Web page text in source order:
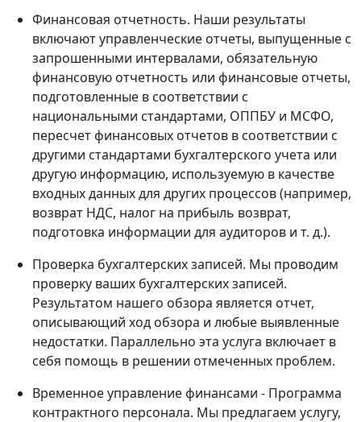
Финансовая отчетность. Наши результаты
включают управленческие отчеты, выпущенные с
запрошенными интервалами, обязательную
финансовую отчетность или финансовые отчеты,
подготовленные в соответствии с
национальными стандартами, ОППБУ и МСФО,
пересчет финансовых отчетов в соответствии с
другими стандартами бухгалтерского учета или
другую информацию, используемую в качестве
входных данных для других процессов (например,
возврат НДС, налог на прибыль возврат,
подготовка информации для аудиторов и т. д.).
Проверка бухгалтерских записей. Мы проводим
проверку ваших бухгалтерских записей.
Результатом нашего обзора является отчет,
описывающий ход обзора и любые выявленные
недостатки. Параллельно эта услуга включает в
себя помощь в решении отмеченных проблем.
Временное управление финансами - Программа
контрактного персонала. Мы предлагаем услугу,